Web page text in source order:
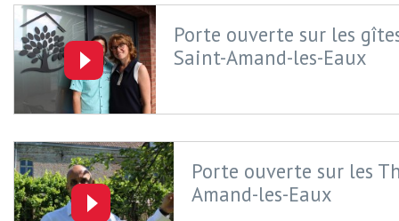
Porte ouverte sur les
Saint-Amand-les-Eaux
Porte ouverte sur les
Amand-les-Eaux